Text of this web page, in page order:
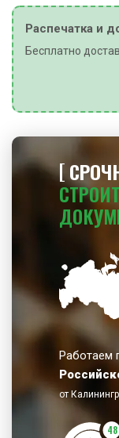
Распечатка и
Бесплатно
Работаем
от
48